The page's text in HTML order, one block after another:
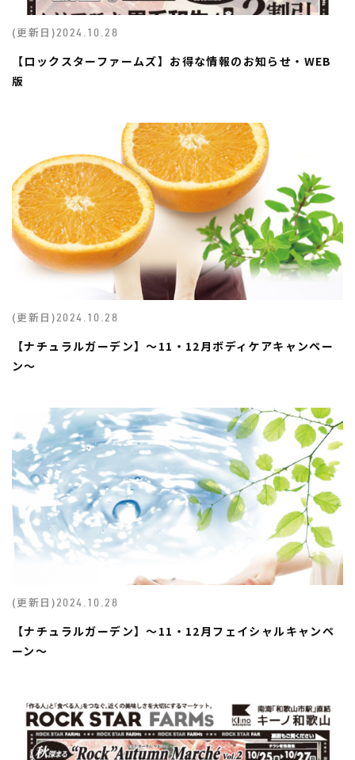
(更新日)2024.10.28
【ロックスターファームズ】お得な情報のお知らせ・WEB
版
(更新日)2024.10.28
【ナチュラルガーデン】～11・12月ボディケアキャンペー
ン～
(更新日)2024.10.28
【ナチュラルガーデン】～11・12月フェイシャルキャンペ
ーン～